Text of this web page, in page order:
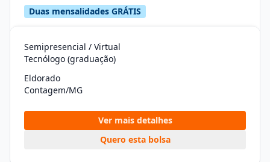
Duas mensalidades GRÁTIS
Semipresencial / Virtual
Tecnólogo (graduação)
Eldorado
Contagem/MG
Ver mais detalhes
Quero esta bolsa